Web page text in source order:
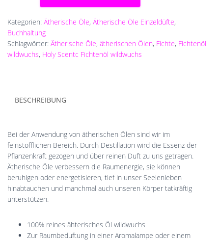
wildwuchs
Menge
Kategorien: Ätherische Öle, Ätherische Öle Einzeldüfte,
Buchhaltung
Schlagwörter: Ätherische Öle, ätherischen Ölen, Fichte, Fichtenöl
wildwuchs, Holy Scentc Fichtenöl wildwuchs
BESCHREIBUNG
Bei der Anwendung von ätherischen Ölen sind wir im
feinstofflichen Bereich. Durch Destillation wird die Essenz der
Pflanzenkraft gezogen und über reinen Duft zu uns getragen.
Ätherische Öle verbessern die Raumenergie, sie können
beruhigen oder energetisieren, tief in unser Seelenleben
hinabtauchen und manchmal auch unseren Körper tatkräftig
unterstützen.
100% reines ähterisches Öl wildwuchs
Zur Raumbeduftung in einer Aromalampe oder einem